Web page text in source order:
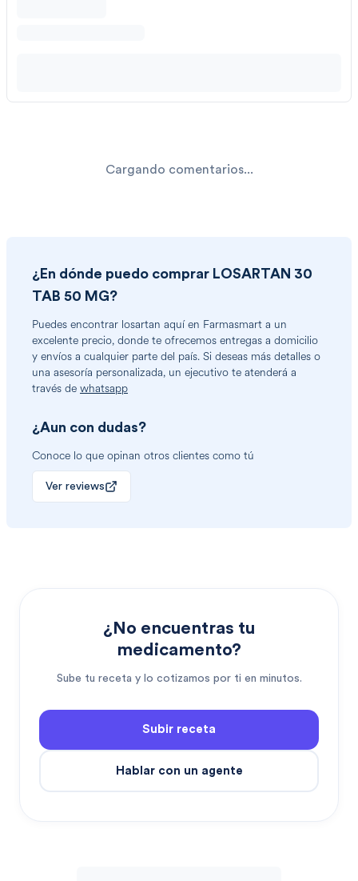
Cargando comentarios...
¿En dónde puedo comprar LOSARTAN 30
TAB 50 MG?
Puedes encontrar losartan aquí en Farmasmart a un
excelente precio, donde te ofrecemos entregas a domicilio
y envíos a cualquier parte del país. Si deseas más detalles o
una asesoría personalizada, un ejecutivo te atenderá a
través de whatsapp
¿Aun con dudas?
Conoce lo que opinan otros clientes como tú
Ver reviews
¿No encuentras tu
medicamento?
Sube tu receta y lo cotizamos por ti en minutos.
Subir receta
Hablar con un agente